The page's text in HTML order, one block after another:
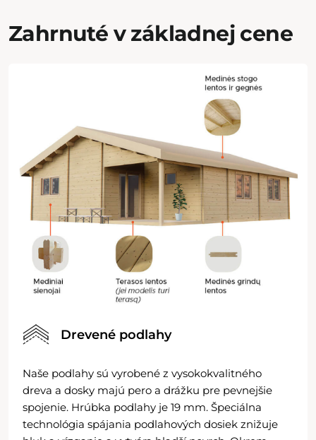
Zahrnuté v základnej cene
Drevené podlahy
Naše podlahy sú vyrobené z vysokokvalitného
dreva a dosky majú pero a drážku pre pevnejšie
spojenie. Hrúbka podlahy je 19 mm. Špeciálna
technológia spájania podlahových dosiek znižuje